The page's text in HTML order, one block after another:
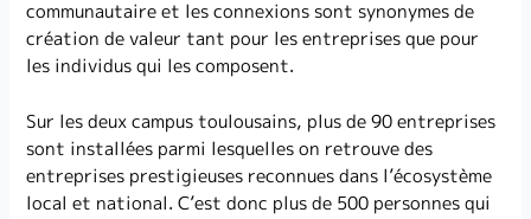
communautaire et les connexions sont synonymes de
création de valeur tant pour les entreprises que pour
les individus qui les composent.
Sur les deux campus toulousains, plus de 90 entreprises
sont installées parmi lesquelles on retrouve des
entreprises prestigieuses reconnues dans l’écosystème
local et national. C’est donc plus de 500 personnes qui